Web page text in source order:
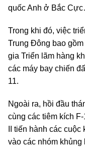
quốc Anh ở Bắc
Trong khi đó, việc
Trung Đông bao
gia Triển lãm hàng
các máy bay chiến
11.
Ngoài ra, hồi đầu
cùng các tiêm kích
II tiến hành các
vào các nhóm